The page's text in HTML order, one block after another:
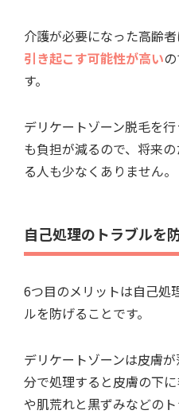
介護が必要になった高齢者
引き起こす可能性が高い
す。
デリケートゾーン脱毛を
も負担が減るので、将来
る人も少なくありません。
自己処理のトラブルを
6つ目のメリットは自己処
ルを防げることです。
デリケートゾーンは皮膚
分で処理すると皮膚の下
や肌荒れと黒ずみなどのト